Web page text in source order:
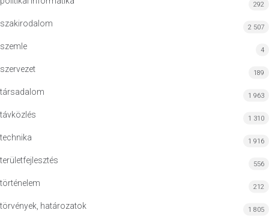
292
szakirodalom 2 507
szemle 4
szervezet 189
társadalom 1 963
távközlés 1 310
technika 1 916
területfejlesztés 556
történelem 212
törvények, határozatok 1 805